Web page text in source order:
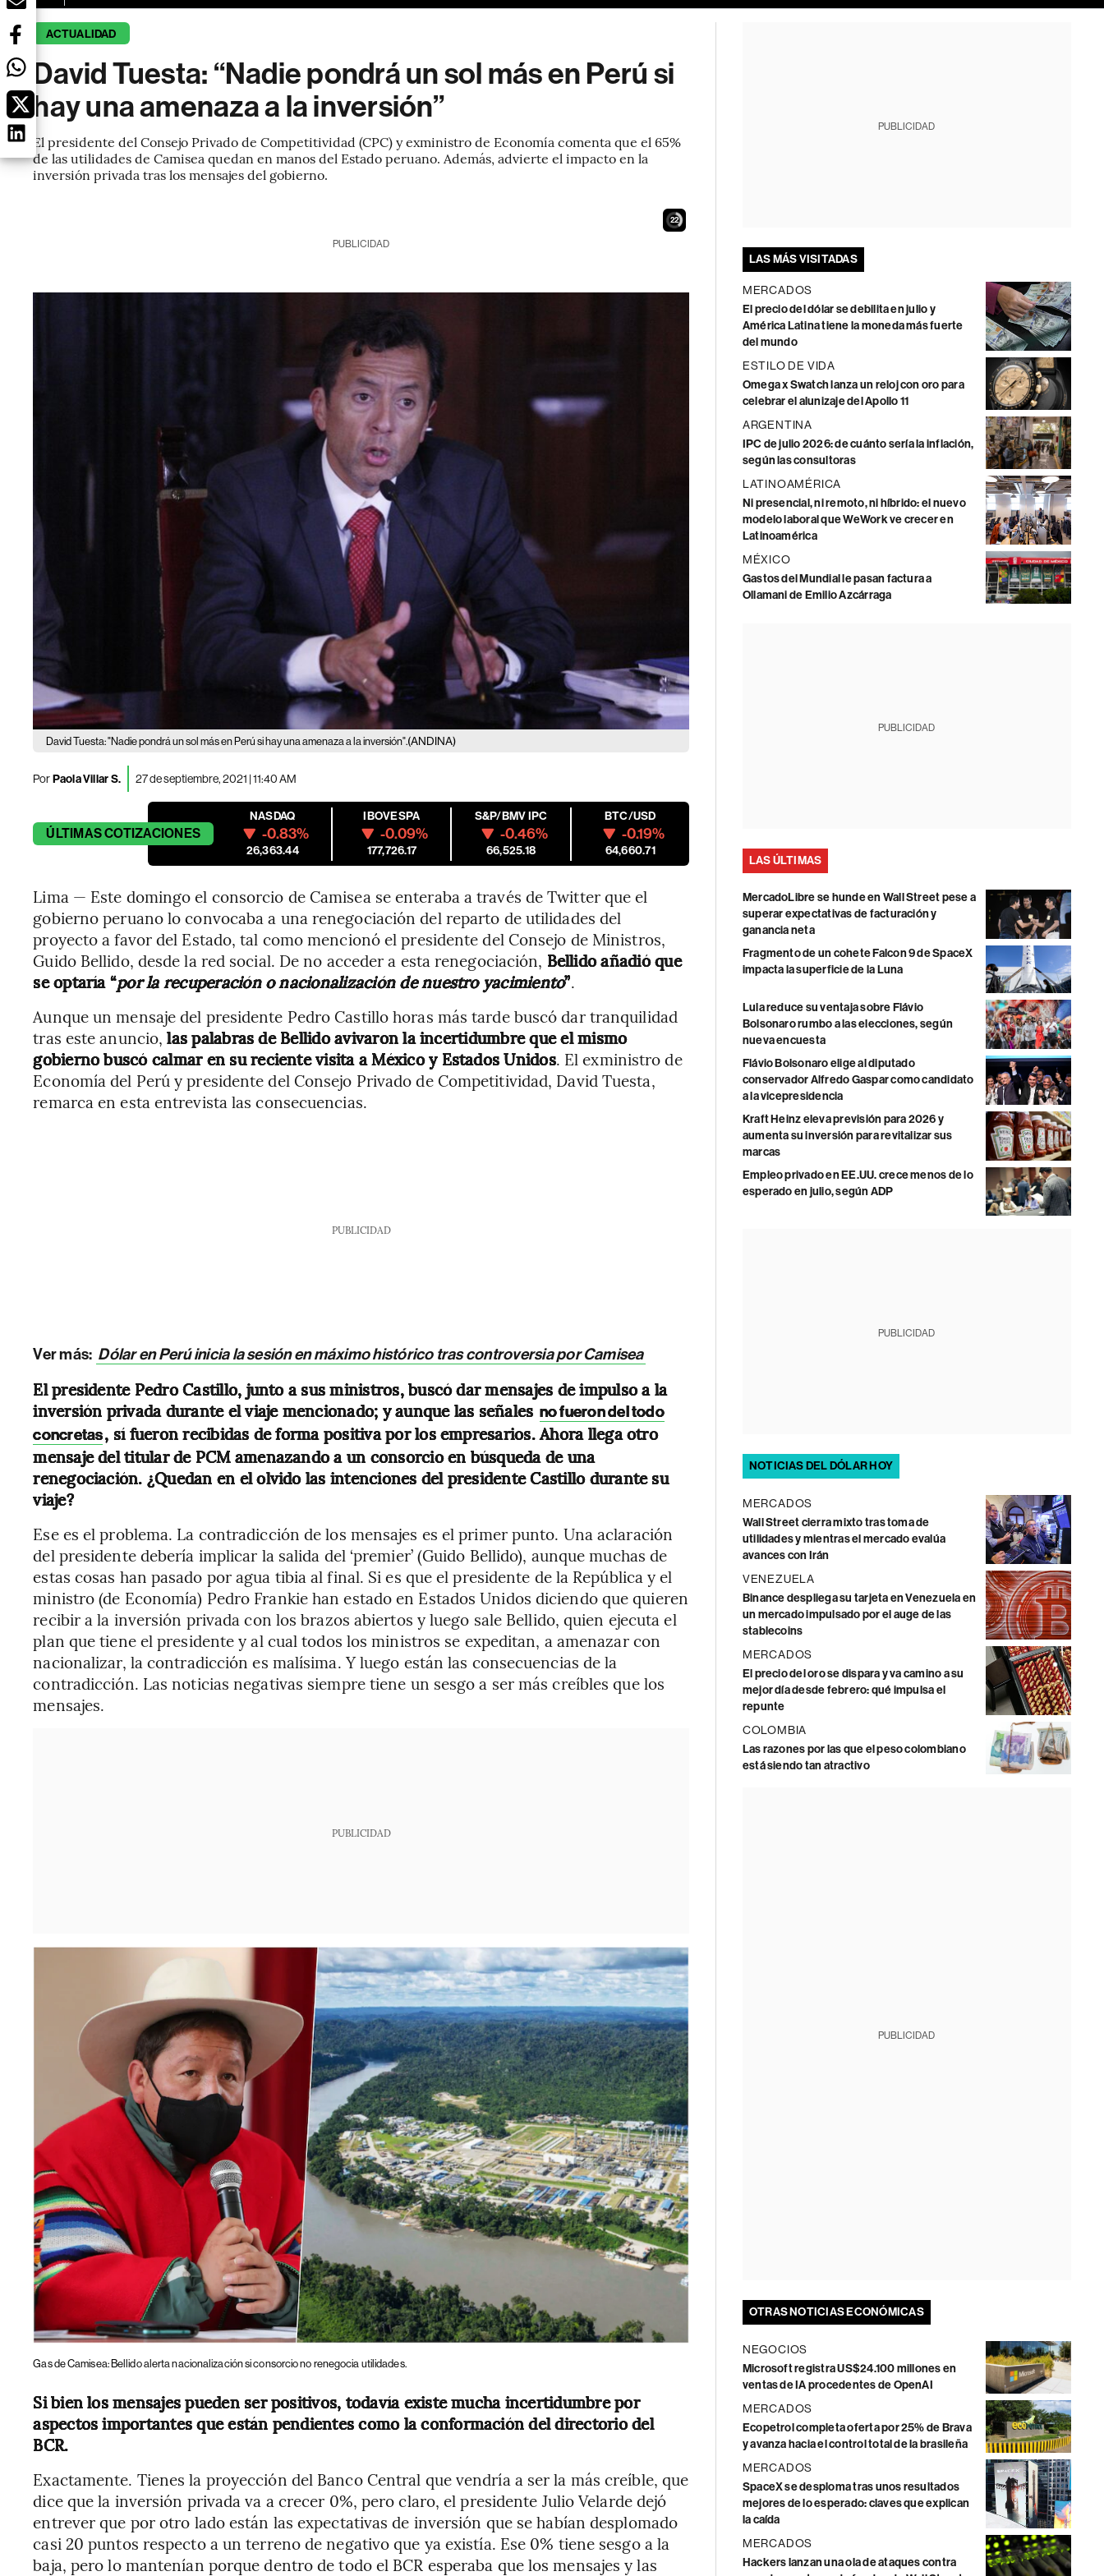
ACTUALIDAD
David Tuesta: “Nadie pondrá un sol más en Perú si
hay una amenaza a la inversión”
El presidente del Consejo Privado de Competitividad (CPC) y exministro de Economía comenta que el 65%
de las utilidades de Camisea quedan en manos del Estado peruano. Además, advierte el impacto en la
inversión privada tras los mensajes del gobierno.
21
PUBLICIDAD
David Tuesta: "Nadie pondrá un sol más en Perú si hay una amenaza a la inversión".(ANDINA)
PorPaola Villar S. 27 de septiembre, 2021 | 11:40 AM
ÚLTIMASCOTIZACIONES
NASDAQ
-0.83%
26,363.44
IBOVESPA
-0.09%
177,726.17
S&P/BMV IPC
-0.46%
66,525.18
BTC/USD
-0.19%
64,660.71
Lima — Este domingo el consorcio de Camisea se enteraba a través de Twitter que el
gobierno peruano lo convocaba a una renegociación del reparto de utilidades del
proyecto a favor del Estado, tal como mencionó el presidente del Consejo de Ministros,
Guido Bellido, desde la red social. De no acceder a esta renegociación, Bellido añadió que
se optaría “por la recuperación o nacionalización de nuestro yacimiento”.
Aunque un mensaje del presidente Pedro Castillo horas más tarde buscó dar tranquilidad
tras este anuncio, las palabras de Bellido avivaron la incertidumbre que el mismo
gobierno buscó calmar en su reciente visita a México y Estados Unidos. El exministro de
Economía del Perú y presidente del Consejo Privado de Competitividad, David Tuesta,
remarca en esta entrevista las consecuencias.
PUBLICIDAD
Ver más: Dólar en Perú inicia la sesión en máximo histórico tras controversia por Camisea
El presidente Pedro Castillo, junto a sus ministros, buscó dar mensajes de impulso a la
inversión privada durante el viaje mencionado; y aunque las señales no fueron del todo
concretas, sí fueron recibidas de forma positiva por los empresarios. Ahora llega otro
mensaje del titular de PCM amenazando a un consorcio en búsqueda de una
renegociación. ¿Quedan en el olvido las intenciones del presidente Castillo durante su
viaje?
Ese es el problema. La contradicción de los mensajes es el primer punto. Una aclaración
del presidente debería implicar la salida del ‘premier’ (Guido Bellido), aunque muchas de
estas cosas han pasado por agua tibia al final. Si es que el presidente de la República y el
ministro (de Economía) Pedro Frankie han estado en Estados Unidos diciendo que quieren
recibir a la inversión privada con los brazos abiertos y luego sale Bellido, quien ejecuta el
plan que tiene el presidente y al cual todos los ministros se expeditan, a amenazar con
nacionalizar, la contradicción es malísima. Y luego están las consecuencias de la
contradicción. Las noticias negativas siempre tiene un sesgo a ser más creíbles que los
mensajes.
PUBLICIDAD
Gas de Camisea: Bellido alerta nacionalización si consorcio no renegocia utilidades.
Si bien los mensajes pueden ser positivos, todavía existe mucha incertidumbre por
aspectos importantes que están pendientes como la conformación del directorio del
BCR.
Exactamente. Tienes la proyección del Banco Central que vendría a ser la más creíble, que
dice que la inversión privada va a crecer 0%, pero claro, el presidente Julio Velarde dejó
entrever que por otro lado están las expectativas de inversión que se habían desplomado
casi 20 puntos respecto a un terreno de negativo que ya existía. Ese 0% tiene sesgo a la
baja, pero lo mantenían porque dentro de todo el BCR esperaba que los mensajes y las
PUBLICIDAD
LAS MÁS VISITADAS
MERCADOS
El precio del dólar se debilita en julio y
América Latina tiene la moneda más fuerte
del mundo
ESTILO DE VIDA
Omega x Swatch lanza un reloj con oro para
celebrar el alunizaje del Apollo 11
ARGENTINA
IPC de julio 2026: de cuánto sería la inflación,
según las consultoras
LATINOAMÉRICA
Ni presencial, ni remoto, ni híbrido: el nuevo
modelo laboral que WeWork ve crecer en
Latinoamérica
MÉXICO
Gastos del Mundial le pasan factura a
Ollamani de Emilio Azcárraga
PUBLICIDAD
LAS ÚLTIMAS
MercadoLibre se hunde en Wall Street pese a
superar expectativas de facturación y
ganancia neta
Fragmento de un cohete Falcon 9 de SpaceX
impacta la superficie de la Luna
Lula reduce su ventaja sobre Flávio
Bolsonaro rumbo a las elecciones, según
nueva encuesta
Flávio Bolsonaro elige al diputado
conservador Alfredo Gaspar como candidato
a la vicepresidencia
Kraft Heinz eleva previsión para 2026 y
aumenta su inversión para revitalizar sus
marcas
Empleo privado en EE.UU. crece menos de lo
esperado en julio, según ADP
PUBLICIDAD
NOTICIAS DEL DÓLAR HOY
MERCADOS
Wall Street cierra mixto tras toma de
utilidades y mientras el mercado evalúa
avances con Irán
VENEZUELA
Binance despliega su tarjeta en Venezuela en
un mercado impulsado por el auge de las
stablecoins
MERCADOS
El precio del oro se dispara y va camino a su
mejor día desde febrero: qué impulsa el
repunte
COLOMBIA
Las razones por las que el peso colombiano
está siendo tan atractivo
PUBLICIDAD
OTRAS NOTICIAS ECONÓMICAS
NEGOCIOS
Microsoft registra US$24.100 millones en
ventas de IA procedentes de OpenAI
MERCADOS
Ecopetrol completa oferta por 25% de Brava
y avanza hacia el control total de la brasileña
MERCADOS
SpaceX se desploma tras unos resultados
mejores de lo esperado: claves que explican
la caída
MERCADOS
Hackers lanzan una ola de ataques contra